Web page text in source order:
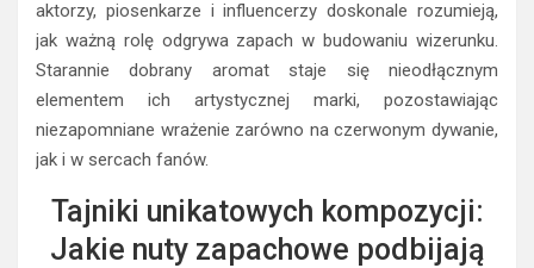
aktorzy, piosenkarze i influencerzy doskonale rozumieją,
jak ważną rolę odgrywa zapach w budowaniu wizerunku.
Starannie dobrany aromat staje się nieodłącznym
elementem ich artystycznej marki, pozostawiając
niezapomniane wrażenie zarówno na czerwonym dywanie,
jak i w sercach fanów.
Tajniki unikatowych kompozycji:
Jakie nuty zapachowe podbijają